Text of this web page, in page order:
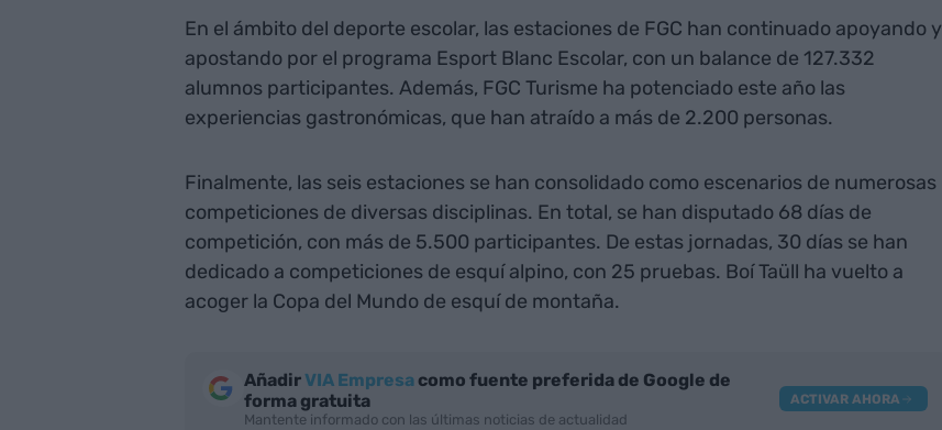
En el ámbito del deporte escolar, las estaciones de FGC han continuado apoyando y
apostando por el programa Esport Blanc Escolar, con un balance de 127.332
alumnos participantes. Además, FGC Turisme ha potenciado este año las
experiencias gastronómicas, que han atraído a más de 2.200 personas.
Finalmente, las seis estaciones se han consolidado como escenarios de numerosas
competiciones de diversas disciplinas. En total, se han disputado 68 días de
competición, con más de 5.500 participantes. De estas jornadas, 30 días se han
dedicado a competiciones de esquí alpino, con 25 pruebas. Boí Taüll ha vuelto a
acoger la Copa del Mundo de esquí de montaña.
AñadirVIA Empresacomo fuente preferida de Google de
forma gratuita
Mantente informado con las últimas noticias de actualidad
ACTIVAR AHORA